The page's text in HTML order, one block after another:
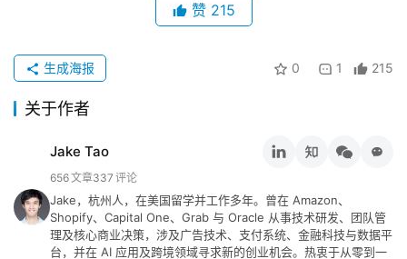
赞 215
0 1 215
生成海报
关于作者
Jake Tao
656文章337 评论
Jake，杭州人，在美国留学并工作多年。曾在 Amazon、
Shopify、Capital One、Grab 与 Oracle 从事技术研发、团队管
理及核心商业决策，涉及广告技术、支付系统、金融科技与数据平
台，并在 AI 应用及跨境领域寻求新的创业机会。热衷于从零到一